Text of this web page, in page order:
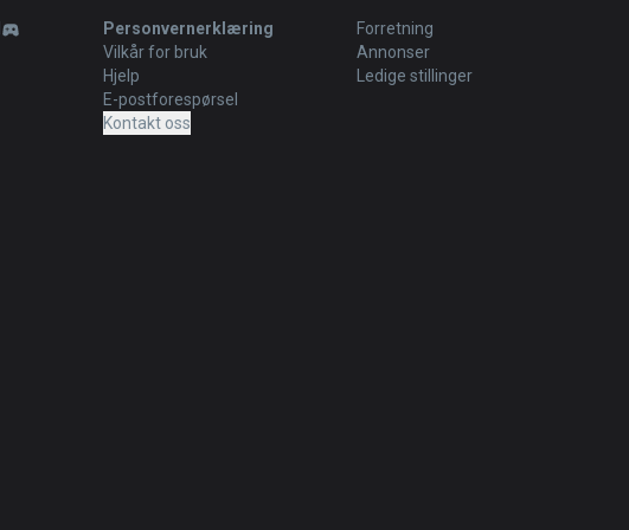
Personvernerklæring
Vilkår for bruk
Hjelp
E-postforespørsel
Kontakt oss
Forretning
Annonser
Ledige stillinger